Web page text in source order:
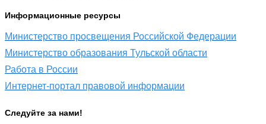
Информационные ресурсы
Министерство просвещения Российской Федерации
Министерство образования Тульской области
Работа в России
Интернет-портал правовой информации
Следуйте за нами!